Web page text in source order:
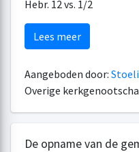
Hebr. 12 vs. 1/2
Lees meer
Aangeboden door:
Overige
De opname van de